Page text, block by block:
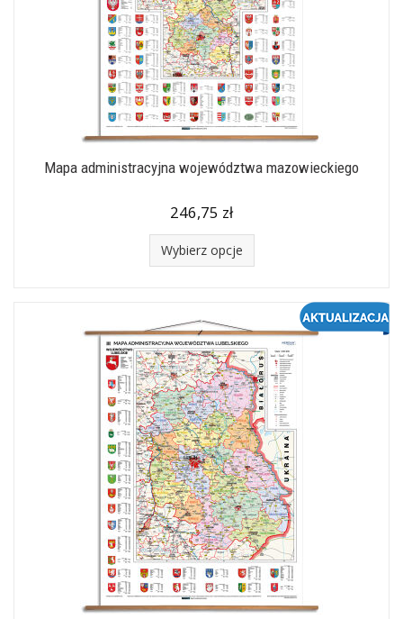
Mapa administracyjna województwa mazowieckiego
246,75 zł
Wybierz opcje